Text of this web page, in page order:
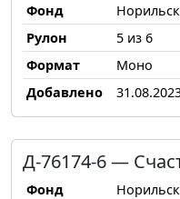
Фонд
Рулон
5 из 6
Формат
Моно
Добавлено
Д-76174-6 —
Фонд